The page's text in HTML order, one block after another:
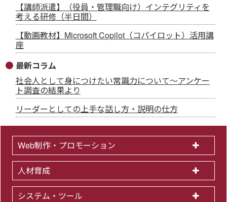
【講師派遣】（役員・管理職向け）インテグリティを
考える研修（半日間）
【動画教材】Microsoft Copilot（コパイロット）活用講
座
最新コラム
社会人として身につけたい常識力について～アンケー
ト調査の結果より
リーダーとしての上手な話し方・説明の仕方
Web制作・プロモーション
人材育成
システム・ツール